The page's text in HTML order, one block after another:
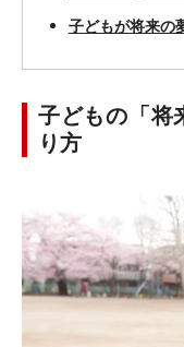
子どもが将来の
子どもの「将
り方